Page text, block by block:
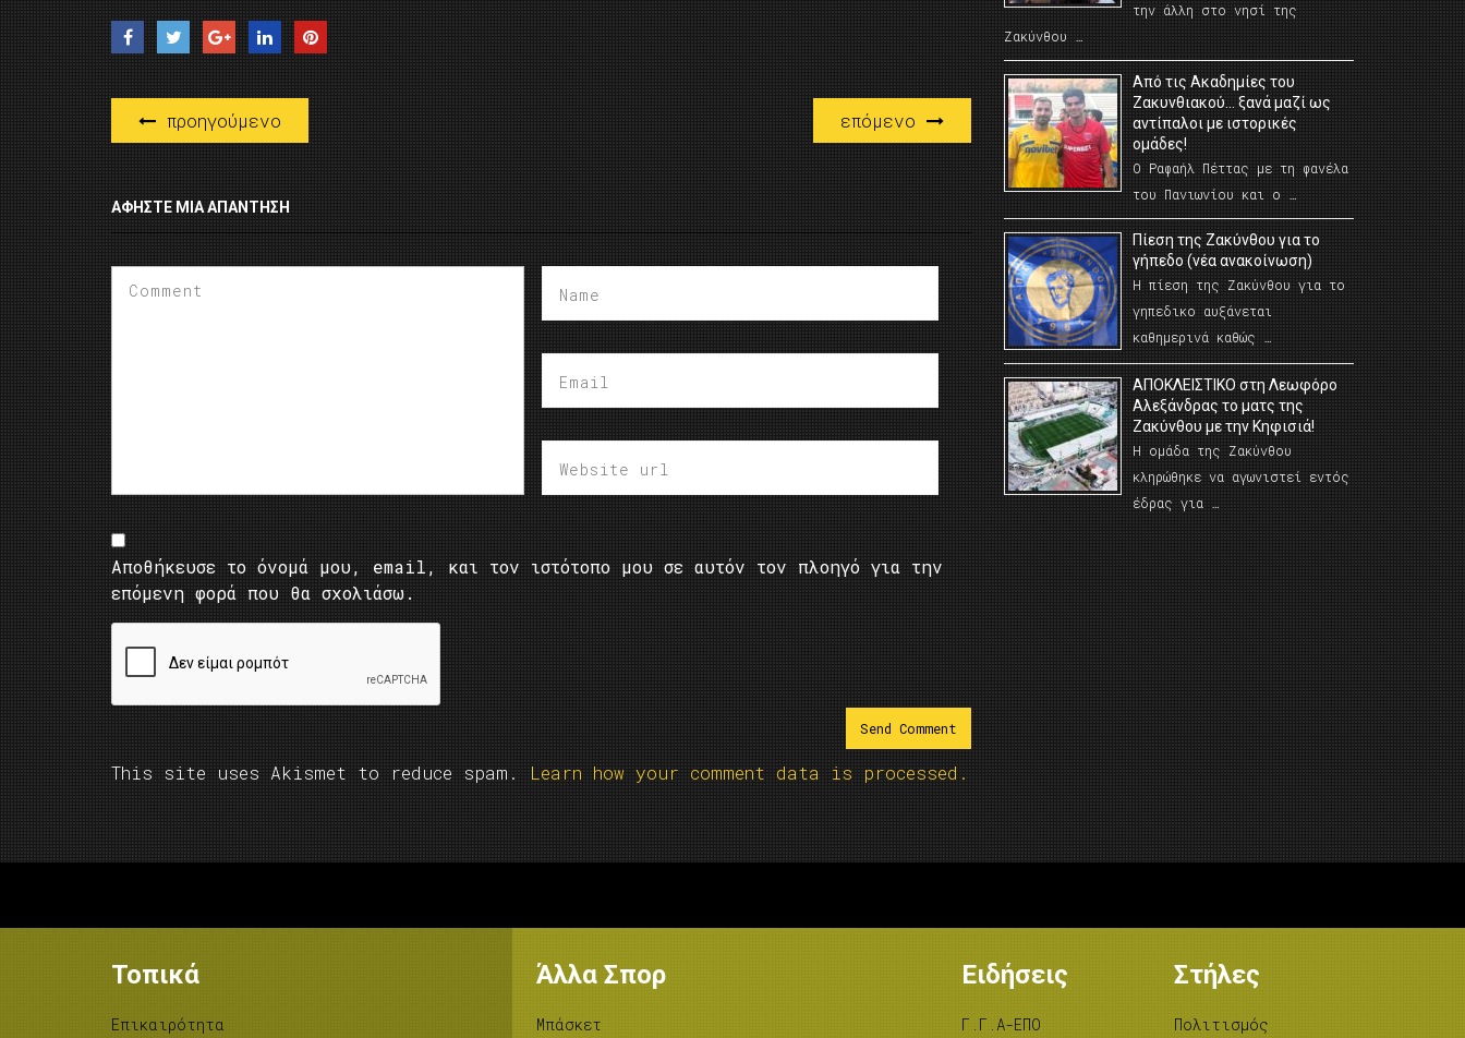
προηγούμενο επόμενο
ΑΦΉΣΤΕ ΜΙΑ ΑΠΆΝΤΗΣΗ
Αποθήκευσε το όνομά μου, email, και τον ιστότοπο μου σε αυτόν τον πλοηγό για την
επόμενη φορά που θα σχολιάσω.
This site uses Akismet to reduce spam. Learn how your comment data is processed.
την άλλη στο νησί της
Ζακύνθου …
Από τις Ακαδημίες του
Ζακυνθιακού… ξανά μαζί ως
αντίπαλοι με ιστορικές
ομάδες!
Ο Ραφαήλ Πέττας με τη φανέλα
του Πανιωνίου και ο …
Πίεση της Ζακύνθου για το
γήπεδο (νέα ανακοίνωση)
Η πίεση της Ζακύνθου για το
γηπεδικο αυξάνεται
καθημερινά καθώς …
AΠΟΚΛΕΙΣΤΙΚΟ στη Λεωφόρο
Αλεξάνδρας το ματς της
Ζακύνθου με την Κηφισιά!
Η ομάδα της Ζακύνθου
κληρώθηκε να αγωνιστεί εντός
έδρας για …
Τοπικά
Επικαιρότητα
Άλλα Σπορ
Μπάσκετ
Ειδήσεις
Γ.Γ.Α-ΕΠΟ
Στήλες
Πολιτισμός